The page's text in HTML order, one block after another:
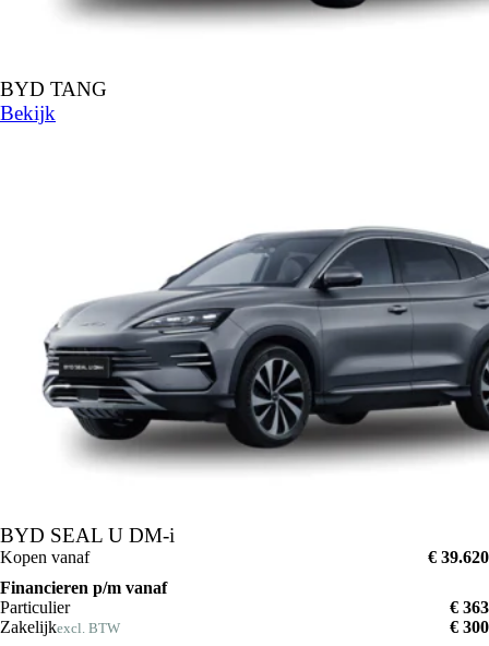
BYD TANG
Bekijk
BYD SEAL U DM-i
Kopen vanaf
€ 39.620
Financieren p/m vanaf
Particulier
€ 363
Zakelijkexcl. BTW
€ 300